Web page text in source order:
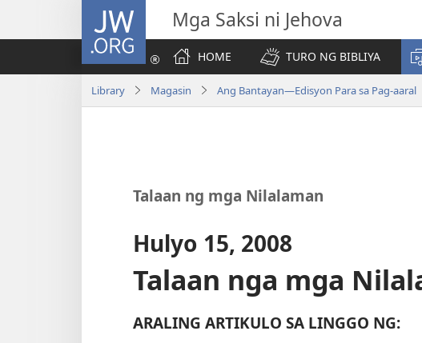
JW.ORG Mga Saksi ni Jehova
HOME
TURO NG BIBLIYA
Library Magasin Ang Bantayan—Edisyon Para sa Pag-
Talaan ng mga Nilalaman
Hulyo 15, 2008
Talaan nga mga
ARALING ARTIKULO SA LINGGO NG: